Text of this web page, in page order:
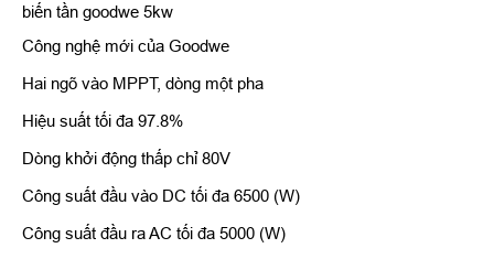
biến tần goodwe 5kw
Công nghệ mới của Goodwe
Hai ngõ vào MPPT, dòng một pha
Hiệu suất tối đa 97.8%
Dòng khởi động thấp chỉ 80V
Công suất đầu vào DC tối đa 6500 (W)
Công suất đầu ra AC tối đa 5000 (W)